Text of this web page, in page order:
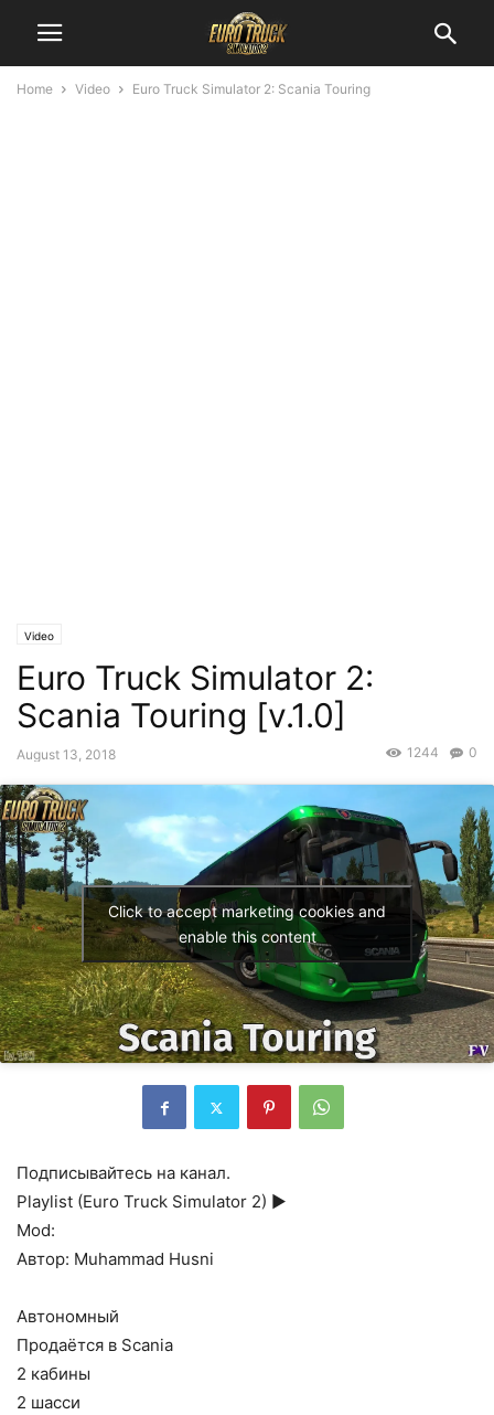
Home Video Euro Truck Simulator 2: Scania Touring
Video
Euro Truck Simulator 2:
Scania Touring [v.1.0]
August 13, 2018 0
1244
Click to accept marketing cookies and
enable this content
Подписывайтесь на канал.
Playlist (Euro Truck Simulator 2) ►
Mod:
Автор: Muhammad Husni
Автономный
Продаётся в Scania
2 кабины
2 шасси